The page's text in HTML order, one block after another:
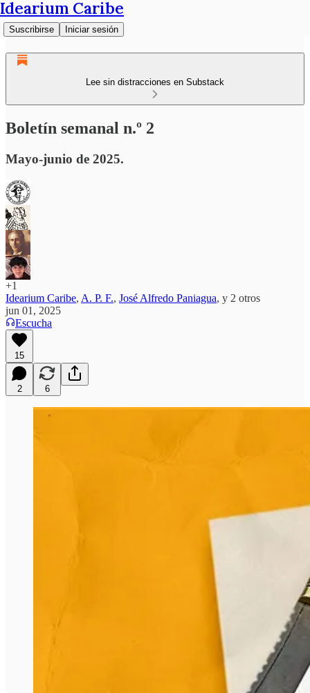
Idearium Caribe
Suscribirse Iniciar sesión
Lee sin distracciones en Substack
Boletín semanal n.º 2
Mayo-junio de 2025.
+1
Idearium Caribe, A. P. F., José Alfredo Paniagua, y 2 otros
jun 01, 2025
Escucha
15
2 6